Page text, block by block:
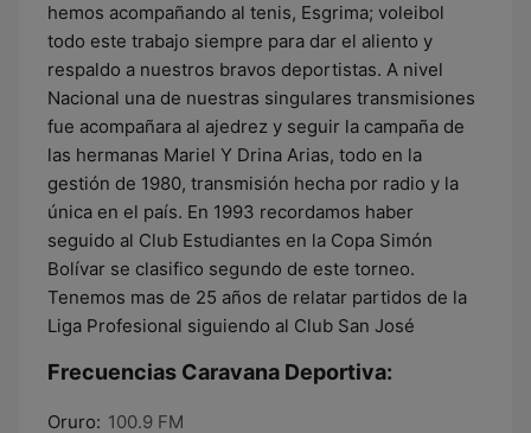
hemos acompañando al tenis, Esgrima; voleibol
todo este trabajo siempre para dar el aliento y
respaldo a nuestros bravos deportistas. A nivel
Nacional una de nuestras singulares transmisiones
fue acompañara al ajedrez y seguir la campaña de
las hermanas Mariel Y Drina Arias, todo en la
gestión de 1980, transmisión hecha por radio y la
única en el país. En 1993 recordamos haber
seguido al Club Estudiantes en la Copa Simón
Bolívar se clasifico segundo de este torneo.
Tenemos mas de 25 años de relatar partidos de la
Liga Profesional siguiendo al Club San José
Frecuencias Caravana Deportiva:
Oruro: 100.9 FM